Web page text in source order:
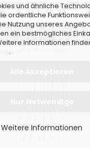
und ähnliche
ordentliche
Nutzung unseres
ein bestmögliches
Informationen
.
Nur Notwendige
Weitere Informationen
1,20 EUR